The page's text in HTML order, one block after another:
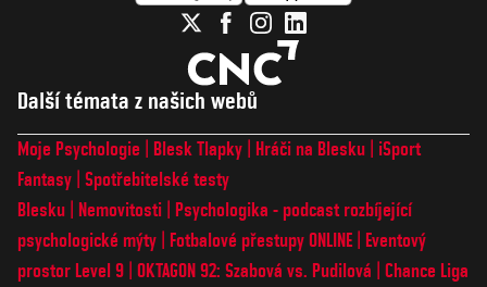
Další témata z našich webů
Moje Psychologie Blesk Tlapky Hráči na Blesku
iSport
Fantasy Spotřebitelské testy
Blesku
Nemovitosti
Psychologika - podcast rozbíjející
psychologické mýty
Fotbalové přestupy ONLINE
Eventový
prostor Level 9 OKTAGON 92: Szabová vs. Pudilová
Chance Liga